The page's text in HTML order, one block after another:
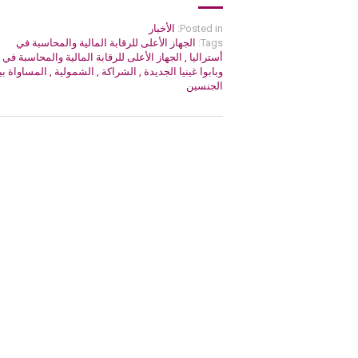
Posted in: الأخبار
Tags: الجهاز الأعلى للرقابة المالية والمحاسبة في
أستراليا , الجهاز الأعلى للرقابة المالية والمحاسبة في
وبابوا غينيا الجديدة , الشراكة , الشمولية , المساواة
الجنسين